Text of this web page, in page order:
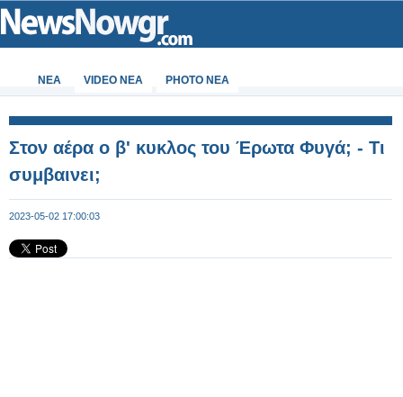
ΝΕΑ VIDEO NEA PHOTO NEA
Στον αέρα ο β' κυκλος του Έρωτα Φυγά; - Τι
συμβαινει;
2023-05-02 17:00:03